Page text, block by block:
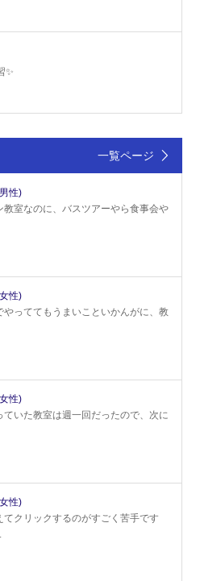
✨
一覧ページ
性)
教室なのに、バスツアーやら食事会や
性)
やっててもうまいこといかんがに、教
性)
ていた教室は週一回だったので、次に
性)
てクリックするのがすごく苦手です